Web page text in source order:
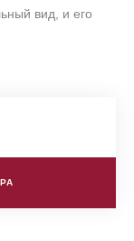
вид, и его